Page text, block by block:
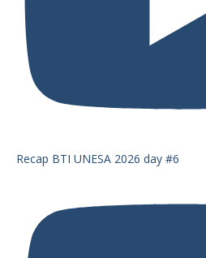
Recap BTI UNESA 2026 day #6